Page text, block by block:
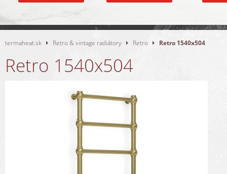
termaheat.sk Retro & vintage radiátory Retro Retro 1540x504
Retro 1540x504